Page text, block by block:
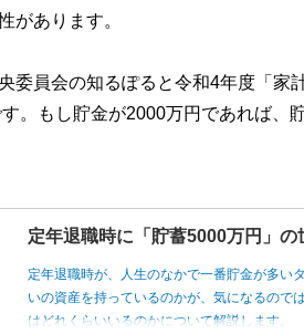
があります。
委員会の知るぽると令和4年度「
。もし貯金が2000万円であれば、
定年退職時に「貯蓄5000万円」
定年退職時が、人生のなかで一番貯金が多い
いの資産を持っているのかが、気になるの
はどれくらいいるのかについて解説します。